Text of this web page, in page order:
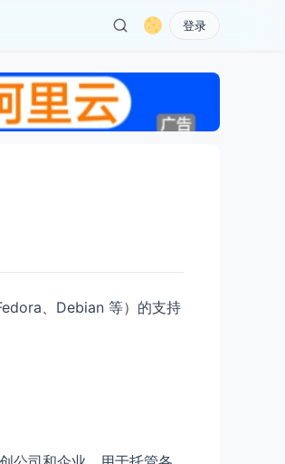
登录
、Debian 等）的支持